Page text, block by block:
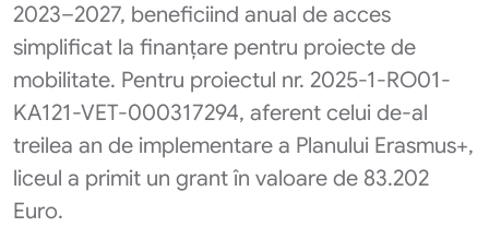
2023–2027, beneficiind anual de acces
simplificat la finanțare pentru proiecte de
mobilitate. Pentru proiectul nr. 2025-1-RO01-
KA121-VET-000317294, aferent celui de-al
treilea an de implementare a Planului Erasmus+,
liceul a primit un grant în valoare de 83.202
Euro.